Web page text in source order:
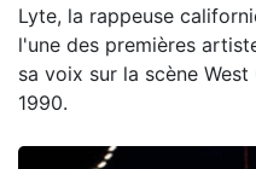
Lyte, la rappeuse
l'une des premières
sa voix sur la scène
1990.